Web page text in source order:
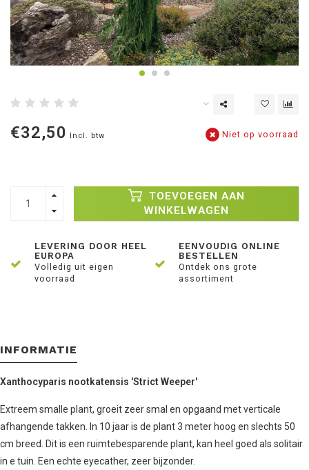
€32,50 Incl. btw Niet op voorraad
TOEVOEGEN AAN
WINKELWAGEN
LEVERING DOOR HEEL
EUROPA
Volledig uit eigen
voorraad
EENVOUDIG ONLINE
BESTELLEN
Ontdek ons grote
assortiment
INFORMATIE
Xanthocyparis nootkatensis 'Strict Weeper'
Extreem smalle plant, groeit zeer smal en opgaand met verticale
afhangende takken. In 10 jaar is de plant 3 meter hoog en slechts 50
cm breed. Dit is een ruimtebesparende plant, kan heel goed als solitair
in e tuin. Een echte eyecather, zeer bijzonder.